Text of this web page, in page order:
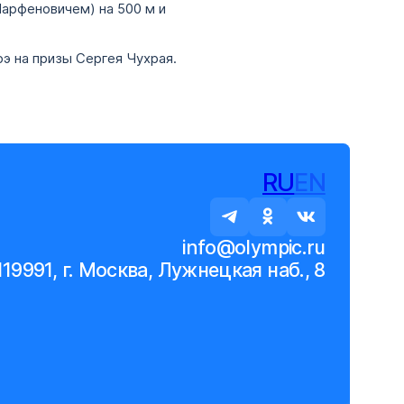
на 500 м и
на призы Сергея Чухрая.
RUEN
info@olympic.ru
г. Москва, Лужнецкая наб., 8